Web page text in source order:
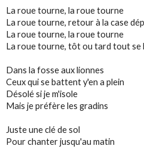
La roue tourne, la roue tourne
La roue tourne, retour à la case
La roue tourne, la roue tourne
La roue tourne, tôt ou tard tout se
Dans la fosse aux lionnes
Ceux qui se battent y'en a plein
Désolé si je m'isole
Mais je préfère les gradins
Juste une clé de sol
Pour chanter jusqu'au matin